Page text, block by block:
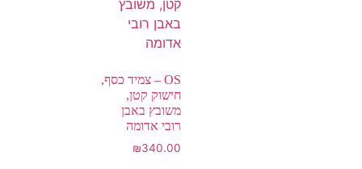
OS – צמיד כסף,
חישוק קטן,
משובץ באבן
רובי אדומה
₪340.00